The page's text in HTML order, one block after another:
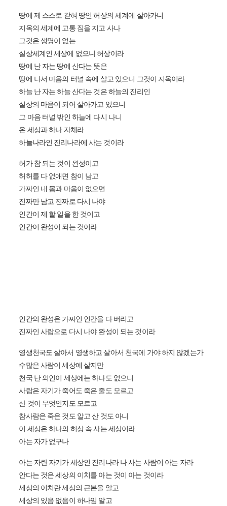
땅에 제 스스로 갇혀 땅인 허상의 세계에 살아가니
지옥의 세계에 고통 짐을 지고 사나
그것은 생명이 없는
실상세계인 세상에 없으니 허상이라
땅에 난 자는 땅에 산다는 뜻은
땅에 나서 마음의 터널 속에 살고 있으니 그것이 지옥이라
하늘 난 자는 하늘 산다는 것은 하늘의 진리인
실상의 마음이 되어 살아가고 있으니
그 마음 터널 밖인 하늘에 다시 나니
온 세상과 하나 자체라
하늘나라인 진리나라에 사는 것이라
허가 참 되는 것이 완성이고
허허를 다 없애면 참이 남고
가짜인 내 몸과 마음이 없으면
진짜만 남고 진짜로 다시 나야
인간이 제 할 일을 한 것이고
인간이 완성이 되는 것이라
인간의 완성은 가짜인 인간을 다 버리고
진짜인 사람으로 다시 나야 완성이 되는 것이라
영생천국도 살아서 영생하고 살아서 천국에 가야 하지 않겠는가
수많은 사람이 세상에 살지만
천국 난 의인이 세상에는 하나도 없으니
사람은 자기가 죽어도 죽은 줄도 모르고
산 것이 무엇인지도 모르고
참사람은 죽은 것도 알고 산 것도 아니
이 세상은 하나의 허상 속 사는 세상이라
아는 자가 없구나
아는 자란 자기가 세상인 진리나라 나 사는 사람이 아는 자라
안다는 것은 세상의 이치를 아는 것이 아는 것이라
세상의 이치란 세상의 근본을 알고
세상의 있음 없음이 하나임 알고